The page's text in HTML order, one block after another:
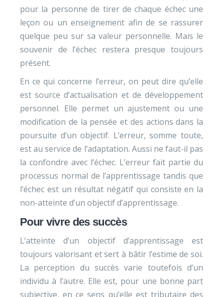
pour la personne de tirer de chaque échec une
leçon ou un enseignement afin de se rassurer
quelque peu sur sa valeur personnelle. Mais le
souvenir de l’échec restera presque toujours
présent.
En ce qui concerne l’erreur, on peut dire qu’elle
est source d’actualisation et de développement
personnel. Elle permet un ajustement ou une
modification de la pensée et des actions dans la
poursuite d’un objectif. L’erreur, somme toute,
est au service de l’adaptation. Aussi ne faut-il pas
la confondre avec l’échec. L’erreur fait partie du
processus normal de l’apprentissage tandis que
l’échec est un résultat négatif qui consiste en la
non-atteinte d’un objectif d’apprentissage.
Pour vivre des succès
L’atteinte d’un objectif d’apprentissage est
toujours valorisant et sert à bâtir l’estime de soi.
La perception du succès varie toutefois d’un
individu à l’autre. Elle est, pour une bonne part
subjective, en ce sens qu’elle est tributaire des